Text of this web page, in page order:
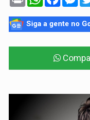
Siga a gente no